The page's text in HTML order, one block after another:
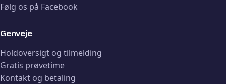
Følg os på Facebook
Genveje
Holdoversigt og tilmelding
Gratis prøvetime
Kontakt og betaling